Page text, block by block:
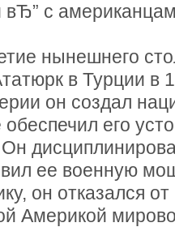
вЂ” с
нынешнего
в Турции в
он создал
его
ее военную
он отказался
Америкой